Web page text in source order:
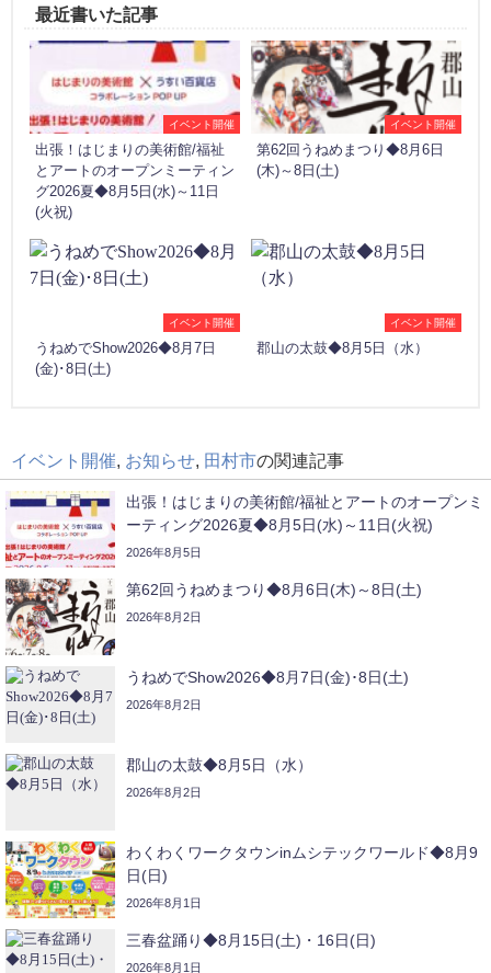
最近書いた記事
イベント開催
出張！はじまりの美術館/福祉
とアートのオープンミーティン
グ2026夏◆8月5日(水)～11日
(火祝)
イベント開催
第62回うねめまつり◆8月6日
(木)～8日(土)
イベント開催
うねめでShow2026◆8月7日
(金)･8日(土)
イベント開催
郡山の太鼓◆8月5日（水）
イベント開催 お知らせ 田村市の関連記事
出張！はじまりの美術館/福祉とアートのオープンミ
ーティング2026夏◆8月5日(水)～11日(火祝)
2026年8月5日
第62回うねめまつり◆8月6日(木)～8日(土)
2026年8月2日
うねめでShow2026◆8月7日(金)･8日(土)
2026年8月2日
郡山の太鼓◆8月5日（水）
2026年8月2日
わくわくワークタウンinムシテックワールド◆8月9
日(日)
2026年8月1日
三春盆踊り◆8月15日(土)・16日(日)
2026年8月1日